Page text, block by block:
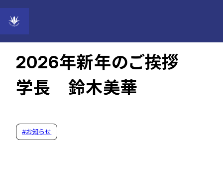
2026年01月05日
2026年新年のご挨拶
学長 鈴木美華
#お知らせ